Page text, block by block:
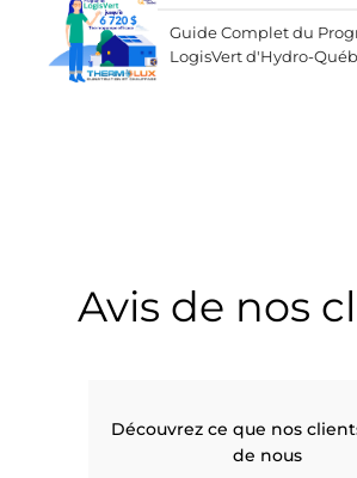
Guide Complet du
LogisVert d'Hydro-
Avis de nos
Découvrez ce que nos
de nous